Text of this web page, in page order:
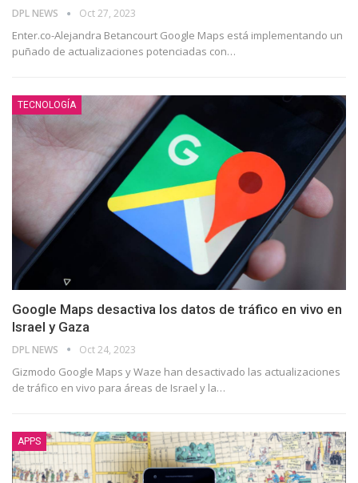
DPL NEWS Oct 27, 2023
Enter.co-Alejandra Betancourt Google Maps está implementando un
puñado de actualizaciones potenciadas con…
TECNOLOGÍA
Google Maps desactiva los datos de tráfico en vivo en
Israel y Gaza
DPL NEWS Oct 24, 2023
Gizmodo Google Maps y Waze han desactivado las actualizaciones
de tráfico en vivo para áreas de Israel y la…
APPS